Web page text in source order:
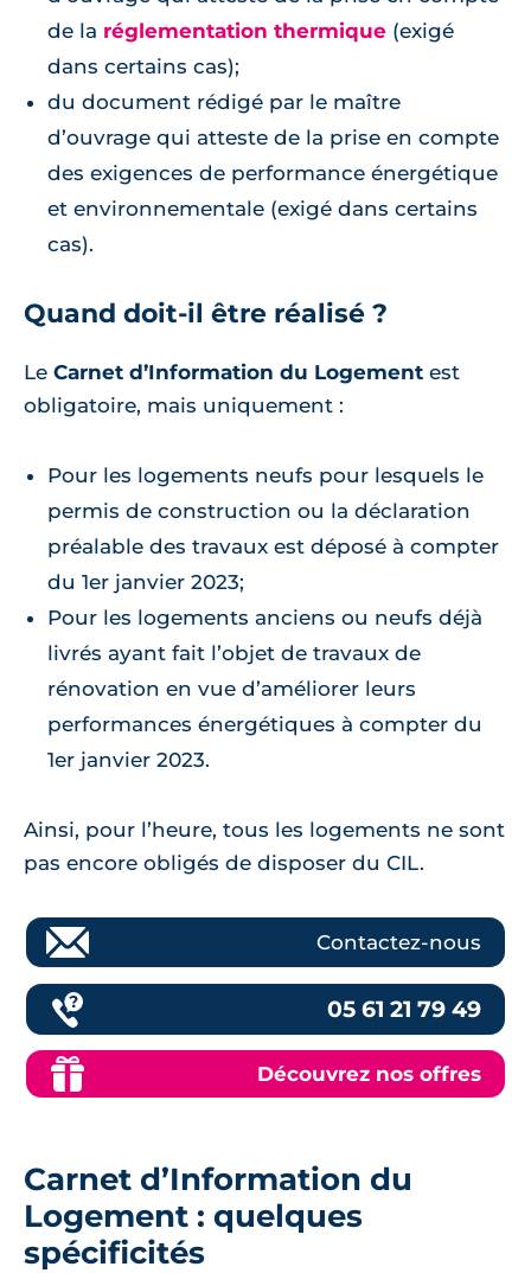
de la réglementation thermique (exigé
dans certains cas);
du document rédigé par le maître
d’ouvrage qui atteste de la prise en compte
des exigences de performance énergétique
et environnementale (exigé dans certains
cas).
Quand doit-il être réalisé ?
Le Carnet d’Information du Logement est
obligatoire, mais uniquement :
Pour les logements neufs pour lesquels le
permis de construction ou la déclaration
préalable des travaux est déposé à compter
du 1er janvier 2023;
Pour les logements anciens ou neufs déjà
livrés ayant fait l’objet de travaux de
rénovation en vue d’améliorer leurs
performances énergétiques à compter du
1er janvier 2023.
Ainsi, pour l’heure, tous les logements ne sont
pas encore obligés de disposer du CIL.
Contactez-nous
05 61 21 79 49
Découvrez nos offres
Carnet d’Information du
Logement : quelques
spécificités